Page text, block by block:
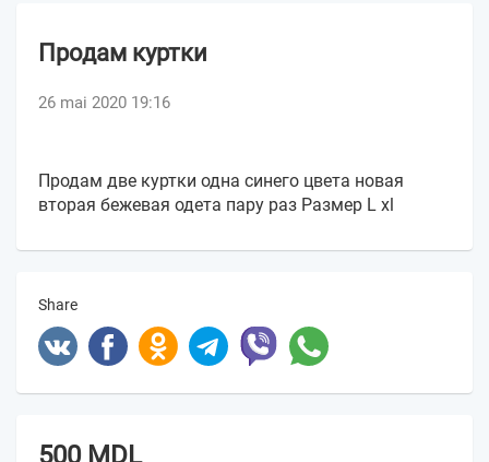
Продам куртки
26 mai 2020 19:16
Продам две куртки одна синего цвета новая
вторая бежевая одета пару раз Размер L xl
Share
500 MDL